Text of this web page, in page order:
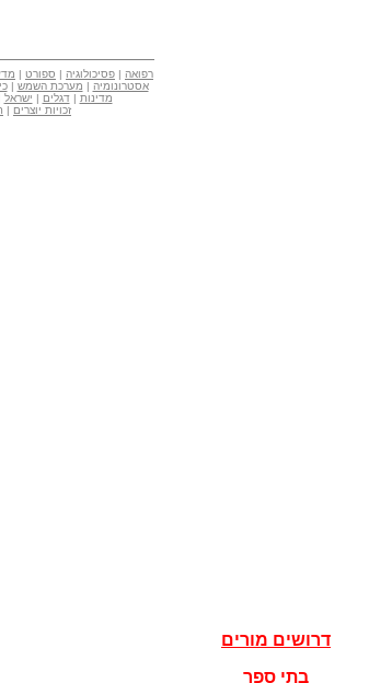
דרושים מורים
בתי ספר
רפואה | פסיכולוגיה | ספורט |
אסטרונומיה | מערכת השמש |
מדינות |דגלים | ישראל
זכויות יוצרים |